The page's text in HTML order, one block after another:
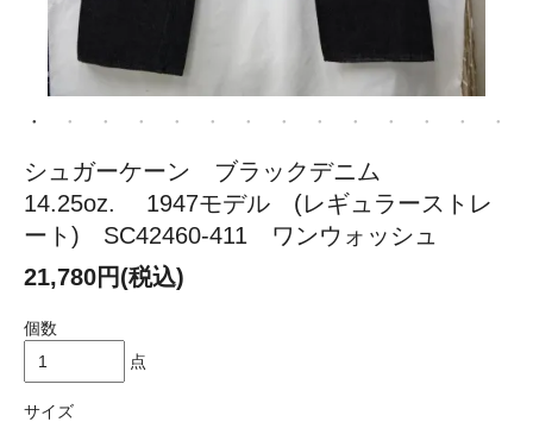
シュガーケーン ブラックデニム
14.25oz. 1947モデル (レギュラーストレ
ート) SC42460-411 ワンウォッシュ
21,780円(税込)
個数
点
サイズ